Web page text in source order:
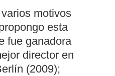
motivos
esta
fue ganadora
director en
(2009);